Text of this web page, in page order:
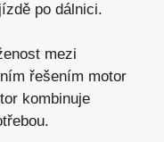
po dálnici.
mezi
řešením motor
kombinuje